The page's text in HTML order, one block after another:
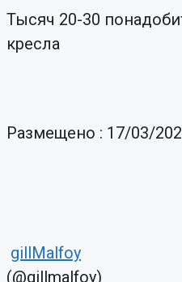
Тысяч 20-30
кресла
Размещено : 17/03/
gillMalfoy
(@gillmalfoy)